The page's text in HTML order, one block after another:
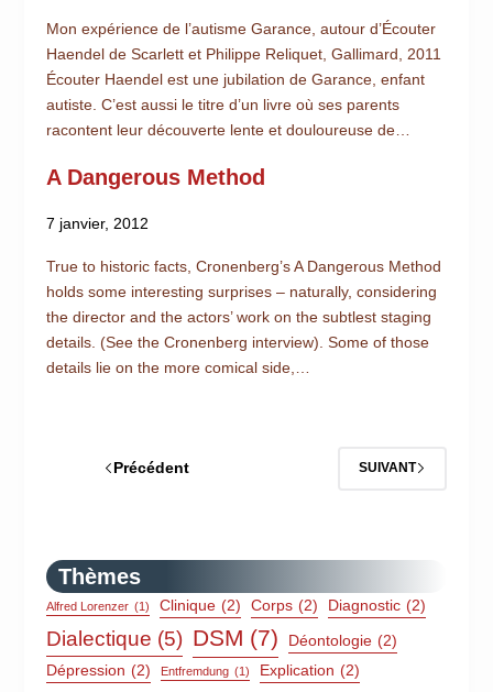
Mon expérience de l’autisme Garance, autour d’Écouter
Haendel de Scarlett et Philippe Reliquet, Gallimard, 2011
Écouter Haendel est une jubilation de Garance, enfant
autiste. C’est aussi le titre d’un livre où ses parents
racontent leur découverte lente et douloureuse de…
A Dangerous Method
7 janvier, 2012
True to historic facts, Cronenberg’s A Dangerous Method
holds some interesting surprises – naturally, considering
the director and the actors’ work on the subtlest staging
details. (See the Cronenberg interview). Some of those
details lie on the more comical side,…
Précédent SUIVANT
Thèmes
Alfred Lorenzer (1) Clinique (2) Corps (2) Diagnostic (2)
Dialectique (5) DSM (7) Déontologie (2)
Dépression (2) Entfremdung (1) Explication (2)